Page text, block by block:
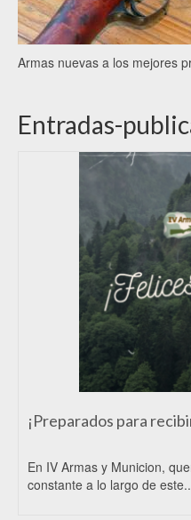
Armas nuevas a los mejores
Entradas-
¡Preparados para
En IV Armas y Municion,
constante a lo largo de